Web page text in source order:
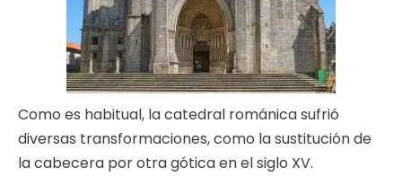
Como es habitual, la catedral románica sufrió
diversas transformaciones, como la sustitución de
la cabecera por otra gótica en el siglo XV.